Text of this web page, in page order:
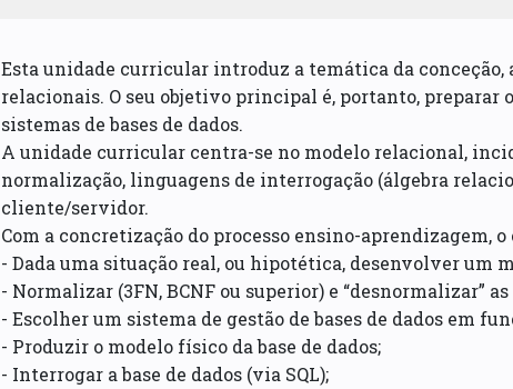
Esta unidade curricular introduz a temática da conceção,
relacionais. O seu objetivo principal é, portanto, preparar
sistemas de bases de dados.
A unidade curricular centra-se no modelo relacional,
normalização, linguagens de interrogação (álgebra
cliente/servidor.
Com a concretização do processo ensino-aprendizagem,
- Dada uma situação real, ou hipotética, desenvolver um
- Normalizar (3FN, BCNF ou superior) e “desnormalizar”
- Escolher um sistema de gestão de bases de dados em
- Produzir o modelo físico da base de dados;
- Interrogar a base de dados (via SQL);